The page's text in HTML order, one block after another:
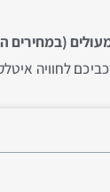
(במחירים
לחוויה